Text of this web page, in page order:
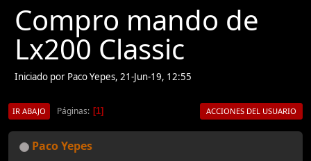
Compro mando de
Lx200 Classic
Iniciado por Paco Yepes, 21-Jun-19, 12:55
IR ABAJO Páginas 1 ACCIONES DEL USUARIO
Paco Yepes